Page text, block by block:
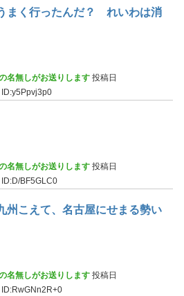
まく行ったんだ？ れいわは消
名無しがお送りします 投稿日
ID:y5Ppvj3p0
名無しがお送りします 投稿日
ID:D/BF5GLC0
州こえて、名古屋にせまる勢い
名無しがお送りします 投稿日
ID:RwGNn2R+0